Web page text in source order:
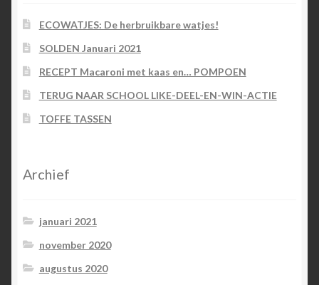
ECOWATJES: De herbruikbare watjes!
SOLDEN Januari 2021
RECEPT Macaroni met kaas en… POMPOEN
TERUG NAAR SCHOOL LIKE-DEEL-EN-WIN-ACTIE
TOFFE TASSEN
Archief
januari 2021
november 2020
augustus 2020